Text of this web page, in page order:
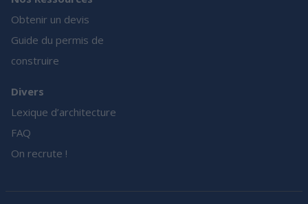
Obtenir un devis
Guide du permis de
construire
Divers
Lexique d’architecture
FAQ
On recrute !